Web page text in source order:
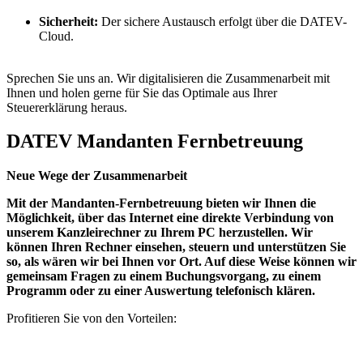
Sicherheit: Der sichere Austausch erfolgt über die DATEV-
Cloud.
Sprechen Sie uns an. Wir digitalisieren die Zusammenarbeit mit
Ihnen und holen gerne für Sie das Optimale aus Ihrer
Steuererklärung heraus.
DATEV Mandanten Fernbetreuung
Neue Wege der Zusammenarbeit
Mit der Mandanten-Fernbetreuung bieten wir Ihnen die
Möglichkeit, über das Internet eine direkte Verbindung von
unserem Kanzleirechner zu Ihrem PC herzustellen. Wir
können Ihren Rechner einsehen, steuern und unterstützen Sie
so, als wären wir bei Ihnen vor Ort. Auf diese Weise können wir
gemeinsam Fragen zu einem Buchungsvorgang, zu einem
Programm oder zu einer Auswertung telefonisch klären.
Profitieren Sie von den Vorteilen: